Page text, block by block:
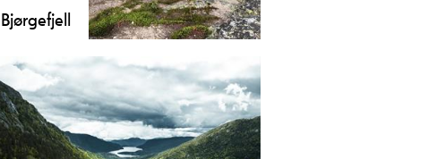
Bjørgefjell
Middels til krevjande tur basert på kva
for rute du tar til toppen. Passar for dei
som har gått ein del i fjellet.